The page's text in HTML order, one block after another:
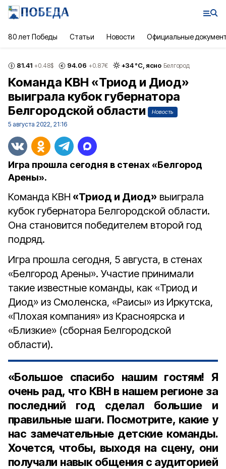
80 лет Победы Статьи Новости Официальные
81.41 +0.48$ 94.06 +0.87€ +34°С, ясно Белгород
Команда КВН «Триод и Диод»
выиграла кубок губернатора
Белгородской области
Новость
5 августа 2022, 21:16
Игра прошла сегодня в стенах «Белгород
Арены».
Команда КВН «Триод и Диод» выиграла
кубок губернатора Белгородской области.
Она становится победителем второй год
подряд.
Игра прошла сегодня, 5 августа, в стенах
«Белгород Арены». Участие принимали
такие известные команды, как «Триод и
Диод» из Смоленска, «Раисы» из Иркутска,
«Плохая компания» из Красноярска и
«Близкие» (сборная Белгородской
области).
«Большое спасибо нашим гостям! Я
очень рад, что КВН в нашем регионе за
последний год сделал большие и
правильные шаги. Посмотрите, какие у
нас замечательные детские команды.
Хочется, чтобы, выходя на сцену, они
получали навык общения с аудиторией